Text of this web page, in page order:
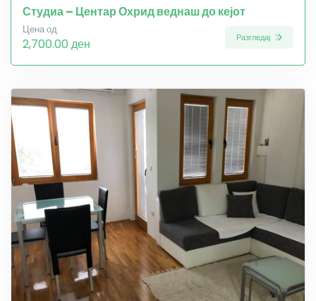
Студиа – Центар Охрид веднаш до кејот
Цена од
2,700.00 ден Разгледај